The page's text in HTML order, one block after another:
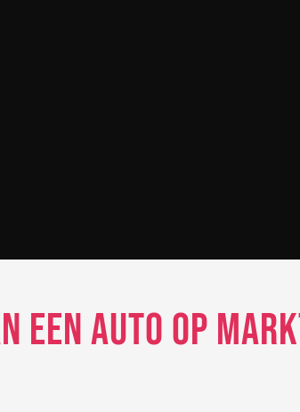
een auto op